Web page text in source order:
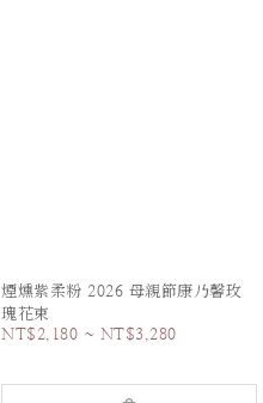
煙燻紫柔粉 2026 母親節康乃馨玫
瑰花束
NT$2,180 ~ NT$3,280